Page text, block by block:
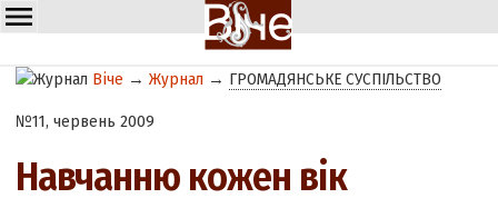
Віче →Журнал → ГРОМАДЯНСЬКЕ СУСПІЛЬСТВО
№11, червень 2009
Навчанню кожен вік